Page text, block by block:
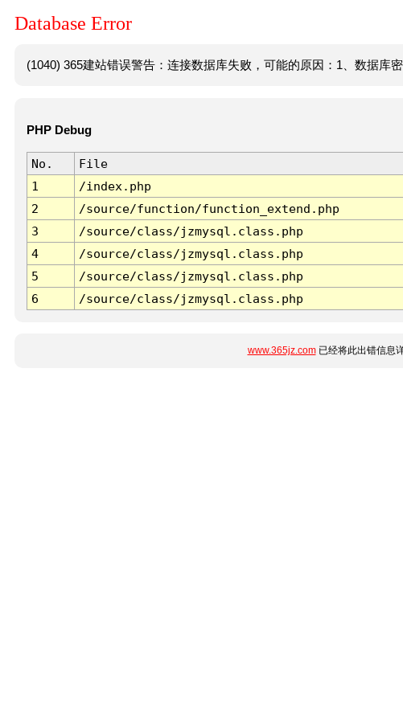
Database Error
(1040) 365建站错误警告：连接数据库失败，可能的原因：1、数据库
PHP Debug
No. File
1
/index.php
2
/source/function/function_extend.php
3
/source/class/jzmysql.class.php
4
/source/class/jzmysql.class.php
5
/source/class/jzmysql.class.php
6
/source/class/jzmysql.class.php
www.365jz.com已经将此出错信息